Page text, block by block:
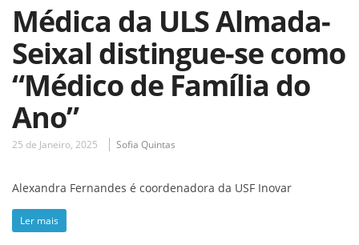
Médica da ULS Almada-
Seixal distingue-se como
“Médico de Família do
Ano”
25 de Janeiro, 2025 Sofia Quintas
Alexandra Fernandes é coordenadora da USF Inovar
Ler mais